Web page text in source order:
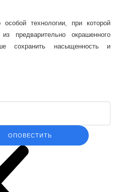
технологии, при которой
предварительно окрашенного
сохранить насыщенность и
ОПОВЕСТИТЬ